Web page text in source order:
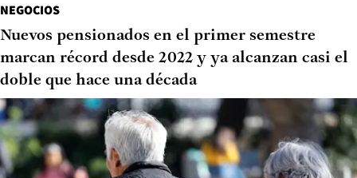
NEGOCIOS
Nuevos pensionados en el primer semestre
marcan récord desde 2022 y ya alcanzan casi el
doble que hace una década